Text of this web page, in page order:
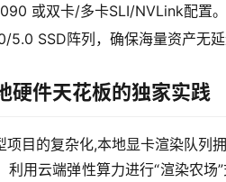
或双卡/多卡SLI/NVLink配置。
5.0 SSD阵列，确保海量资产无延
硬件天花板的独家实践
目的复杂化,本地显卡渲染队列
用云端弹性算力进行“渲染农